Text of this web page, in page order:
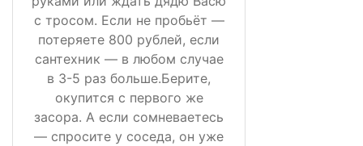
с тросом. Если не пробьёт —
потеряете 800 рублей, если
сантехник — в любом случае
в 3-5 раз больше.Берите,
окупится с первого же
засора. А если сомневаетесь
— спросите у соседа, он уже